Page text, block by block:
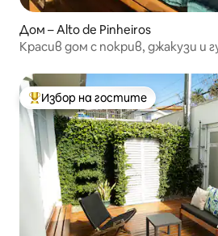
Дом – Alto de Pinheiros
Красив дом с покрив, джакузи и
Най-популярен избор на гостите
Избор на гостите